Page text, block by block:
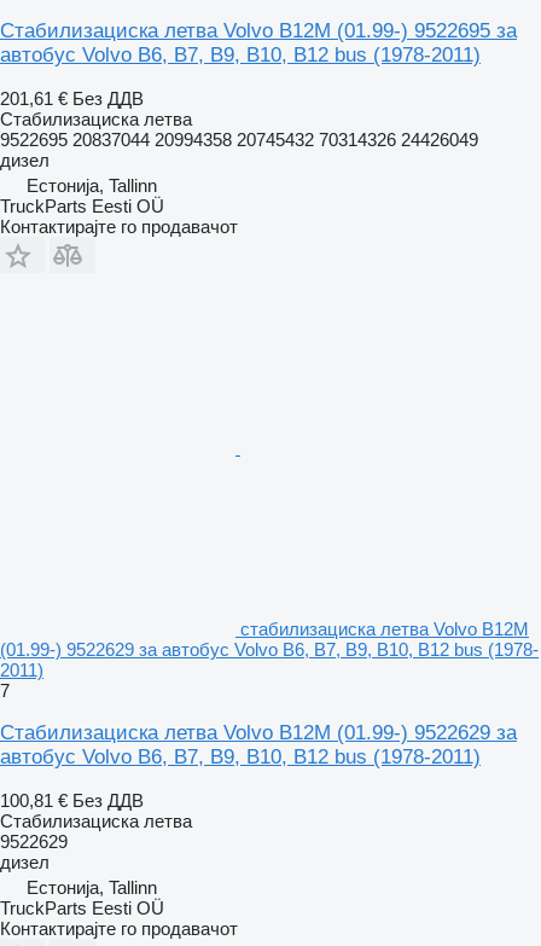
Стабилизациска летва Volvo B12M (01.99-) 9522695 за
автобус Volvo B6, B7, B9, B10, B12 bus (1978-2011)
201,61 € Без ДДВ
Стабилизациска летва
9522695 20837044 20994358 20745432 70314326 24426049
дизел
Естонија, Tallinn
TruckParts Eesti OÜ
Контактирајте го продавачот
стабилизациска летва Volvo B12M
(01.99-) 9522629 за автобус Volvo B6, B7, B9, B10, B12 bus (1978-
2011)
7
Стабилизациска летва Volvo B12M (01.99-) 9522629 за
автобус Volvo B6, B7, B9, B10, B12 bus (1978-2011)
100,81 € Без ДДВ
Стабилизациска летва
9522629
дизел
Естонија, Tallinn
TruckParts Eesti OÜ
Контактирајте го продавачот